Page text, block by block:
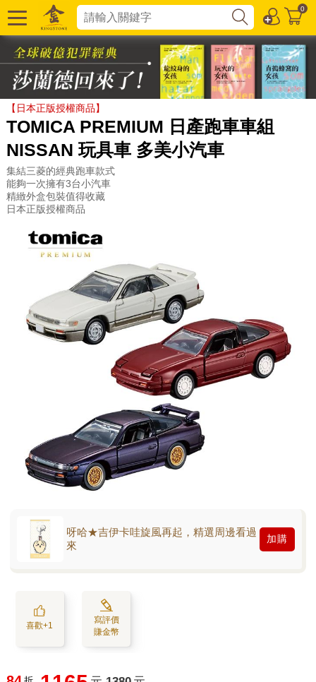
0
【日本正版授權商品】
TOMICA PREMIUM 日產跑車車組
NISSAN 玩具車 多美小汽車
集結三菱的經典跑車款式
能夠一次擁有3台小汽車
精緻外盒包裝值得收藏
日本正版授權商品
呀哈★吉伊卡哇旋風再起，精選周邊看過
來
加購
喜歡+1
寫評價
賺金幣